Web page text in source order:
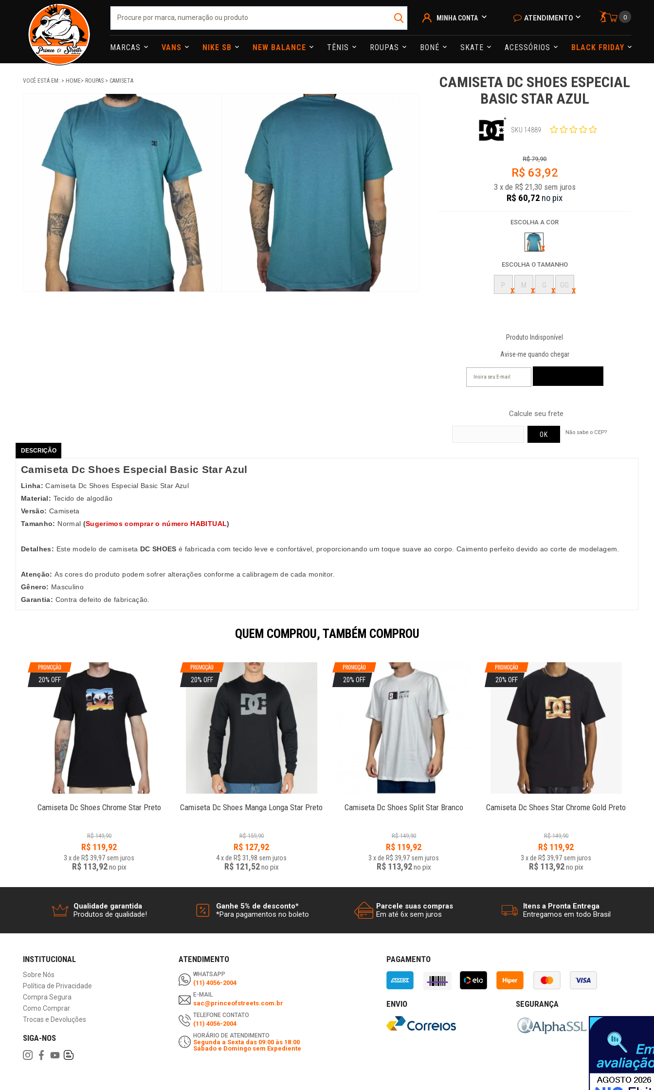
MINHA CONTA ATENDIMENTO 0
MARCAS VANS NIKE SB NEW BALANCE TÊNIS ROUPAS BONÉ SKATE ACESSÓRIOS BLACK FRIDAY
VOCÊ ESTÁ EM: HOME ROUPAS CAMISETA
CAMISETA DC SHOES ESPECIAL
BASIC STAR AZUL
SKU 14889
R$ 79,90
R$ 63,92
3 x de R$ 21,30 sem juros
R$ 60,72 no pix
ESCOLHA A COR
ESCOLHA O TAMANHO
P M G GG
Produto Indisponível
Avise-me quando chegar
Calcule seu frete
Não sabe o CEP?
DESCRIÇÃO
Camiseta Dc Shoes Especial Basic Star Azul
Linha: Camiseta Dc Shoes Especial Basic Star Azul
Material: Tecido de algodão
Versão: Camiseta
Tamanho: Normal (Sugerimos comprar o número HABITUAL)
Detalhes: Este modelo de camiseta DC SHOES é fabricada com tecido leve e confortável, proporcionando um toque suave ao corpo. Caimento perfeito devido ao corte de modelagem.
Atenção: As cores do produto podem sofrer alterações conforme a calibragem de cada monitor.
Gênero: Masculino
Garantia: Contra defeito de fabricação.
QUEM COMPROU, TAMBÉM COMPROU
20% OFF
Camiseta Dc Shoes Chrome Star Preto
R$ 149,90
R$ 119,92
3 xde R$ 39,97 sem juros
R$ 113,92no pix
20% OFF
Camiseta Dc Shoes Manga Longa Star Preto
R$ 159,90
R$ 127,92
4xde R$ 31,98 sem juros
R$ 121,52no pix
20% OFF
Camiseta Dc Shoes Split Star Branco
R$ 149,90
R$ 119,92
3 xde R$ 39,97 sem juros
R$ 113,92no pix
20% OFF
Camiseta Dc Shoes Star Chrome Gold Preto
R$ 149,90
R$ 119,92
3 xde R$ 39,97 sem juros
R$ 113,92no pix
Qualidade garantida
Produtos de qualidade!
Ganhe 5% de desconto*
*Para pagamentos no boleto
Parcele suas compras
Em até 6x sem juros
Itens a Pronta Entrega
Entregamos em todo Brasil
INSTITUCIONAL
Sobre Nós
Política de Privacidade
Compra Segura
Como Comprar
Trocas e Devoluções
SIGA-NOS
ATENDIMENTO
WHATSAPP
(11) 4056-2004
E-MAIL
sac@princeofstreets.com.br
TELEFONE CONTATO
(11) 4056-2004
HORÁRIO DE ATENDIMENTO
Segunda a Sexta das 09:00 às 18:00
Sábado e Domingo sem Expediente
PAGAMENTO
ENVIO SEGURANÇA